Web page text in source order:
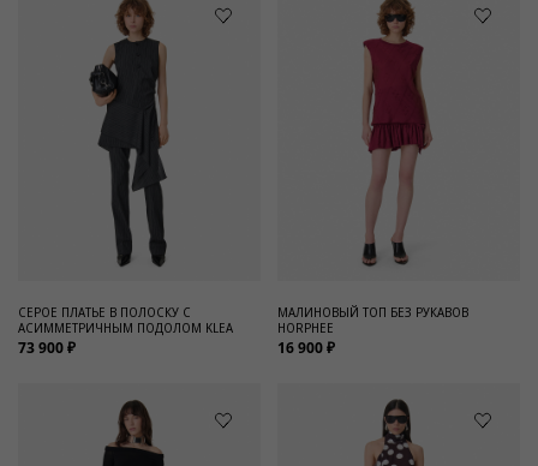
СЕРОЕ ПЛАТЬЕ В ПОЛОСКУ С
АСИММЕТРИЧНЫМ ПОДОЛОМ KLEA
73 900 ₽
МАЛИНОВЫЙ ТОП БЕЗ РУКАВОВ
HORPHEE
16 900 ₽